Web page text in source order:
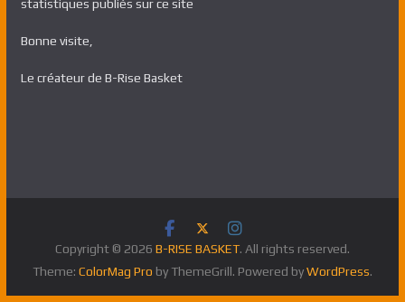
statistiques publiés sur ce site
Bonne visite,
Le créateur de B-Rise Basket
Copyright © 2026 B-RISE BASKET. All rights reserved.
Theme: ColorMag Pro by ThemeGrill. Powered byWordPress.